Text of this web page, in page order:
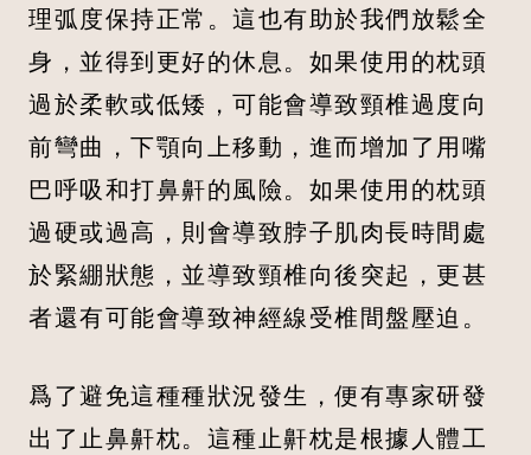
理弧度保持正常。這也有助於我們放鬆全
身，並得到更好的休息。如果使用的枕頭
過於柔軟或低矮，可能會導致頸椎過度向
前彎曲，下顎向上移動，進而增加了用嘴
巴呼吸和打鼻鼾的風險。如果使用的枕頭
過硬或過高，則會導致脖子肌肉長時間處
於緊綳狀態，並導致頸椎向後突起，更甚
者還有可能會導致神經線受椎間盤壓迫。
爲了避免這種種狀況發生，便有專家研發
出了止鼻鼾枕。這種止鼾枕是根據人體工